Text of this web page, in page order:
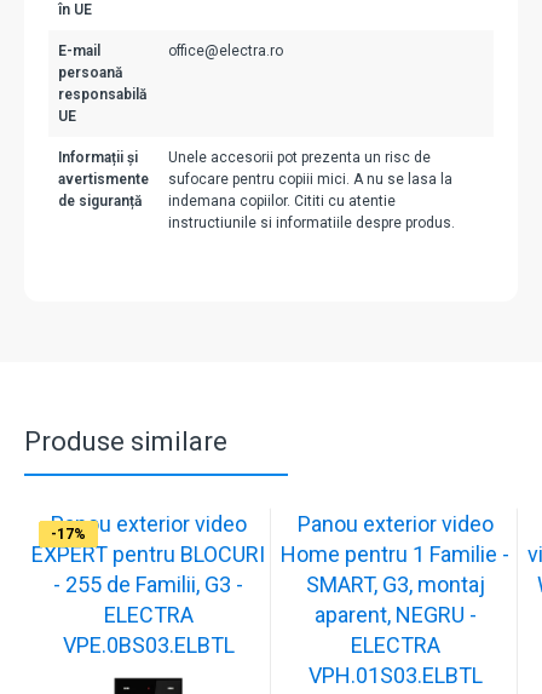
în UE
E-mail
persoană
responsabilă
UE
office@electra.ro
Informații și
avertismente
de siguranță
Unele accesorii pot prezenta un risc de
sufocare pentru copiii mici. A nu se lasa la
indemana copiilor. Cititi cu atentie
instructiunile si informatiile despre produs.
Produse similare
-17%
Panou exterior video
EXPERT pentru BLOCURI
- 255 de Familii, G3 -
ELECTRA
VPE.0BS03.ELBTL
-17%
Panou exterior video
Home pentru 1 Familie -
SMART, G3, montaj
aparent, NEGRU -
ELECTRA
VPH.01S03.ELBTL
-17%
-17%
-17%
-17%
-17%